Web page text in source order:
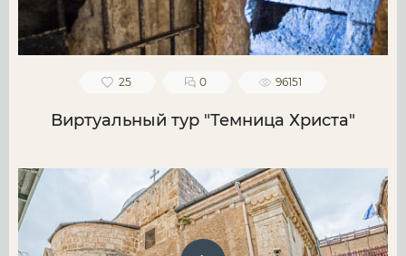
25 0 96151
Виртуальный тур "Темница Христа"